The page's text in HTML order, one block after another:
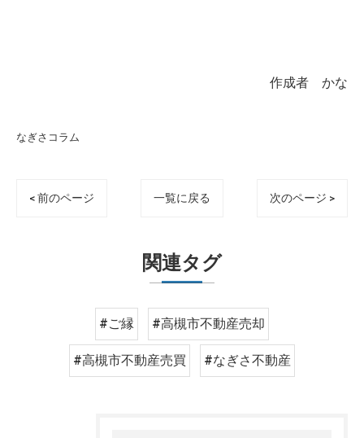
作成者 かな
なぎさコラム
< 前のページ 一覧に戻る 次のページ >
関連タグ
#ご縁 #高槻市不動産売却
#高槻市不動産売買 #なぎさ不動産